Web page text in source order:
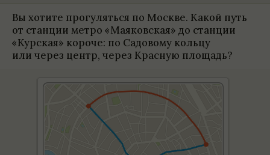
Вы хотите прогу­ляться по Москве. Какой путь
от станции метро «Мая­ков­ская» до станции
«Кур­ская» короче: по Садо­вому кольцу
или через центр, через Крас­ную площадь?